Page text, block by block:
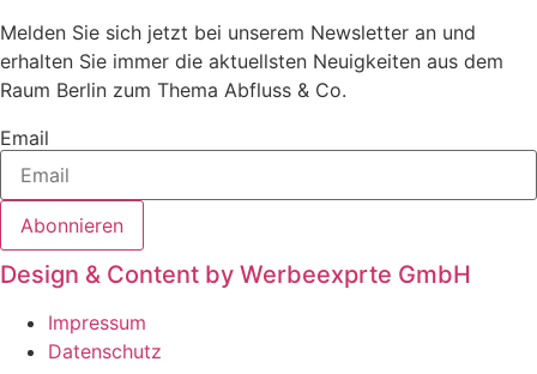
Melden Sie sich jetzt bei unserem Newsletter an und
erhalten Sie immer die aktuellsten Neuigkeiten aus dem
Raum Berlin zum Thema Abfluss & Co.
Email
Abonnieren
Design & Content by Werbeexprte GmbH
Impressum
Datenschutz